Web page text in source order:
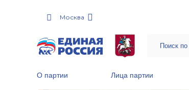
Москва
О партии Лица партии